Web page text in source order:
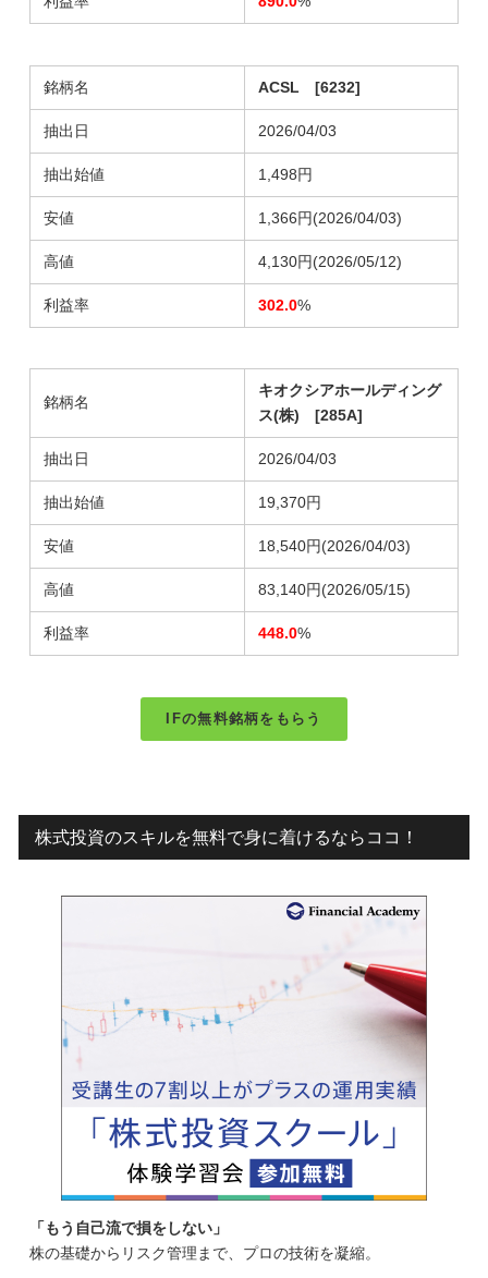
銘柄名 ACSL [6232]
抽出日 2026/04/03
抽出始値 1,498円
安値 1,366円(2026/04/03)
高値 4,130円(2026/05/12)
利益率 302.0%
銘柄名
キオクシアホールディング
ス(株) [285A]
抽出日 2026/04/03
抽出始値 19,370円
安値 18,540円 (2026/04/03)
高値 83,140円 (2026/05/15)
利益率 448.0%
IFの無料銘柄をもらう
株式投資のスキルを無料で身に着けるならココ！
「もう自己流で損をしない」
株の基礎からリスク管理まで、プロの技術を凝縮。